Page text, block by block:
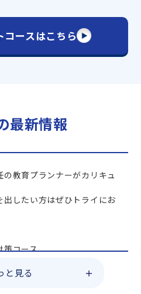
コースはこちら
最新情報
教育プランナーがカリキュ
したい方はぜひトライにお
策コース
ス
と見る